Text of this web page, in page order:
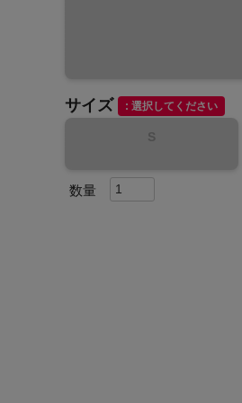
サイズ 選択してください
S